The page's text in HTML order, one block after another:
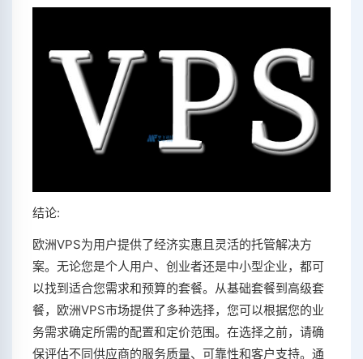
结论:
欧洲VPS为用户提供了经济实惠且灵活的托管解决方
案。无论您是个人用户、创业者还是中小型企业，都可
以找到适合您需求和预算的套餐。从基础套餐到高级套
餐，欧洲VPS市场提供了多种选择，您可以根据您的业
务需求确定所需的配置和定价范围。在选择之前，请确
保评估不同供应商的服务质量、可靠性和客户支持。通